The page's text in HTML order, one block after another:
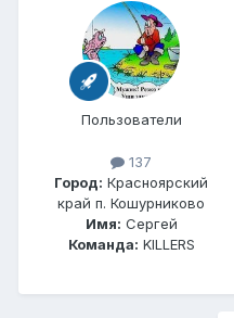
Пользователи
137
Город: Красноярский
край п. Кошурниково
Имя: Сергей
Команда: KILLERS